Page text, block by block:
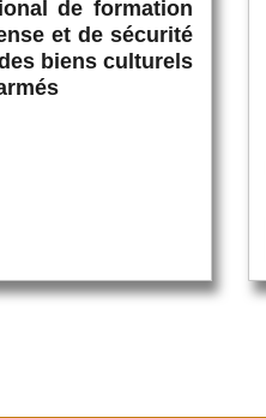
de formation
et de sécurité
biens culturels